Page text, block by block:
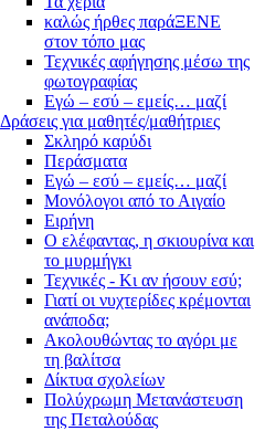
καλώς ήρθες παράΞΕΝΕ
στον τόπο μας
Τεχνικές αφήγησης μέσω της
φωτογραφίας
Εγώ – εσύ – εμείς… μαζί
Δράσεις για μαθητές/μαθήτριες
Σκληρό καρύδι
Περάσματα
Εγώ – εσύ – εμείς… μαζί
Μονόλογοι από το Αιγαίο
Ειρήνη
Ο ελέφαντας, η σκιουρίνα και
το μυρμήγκι
Τεχνικές - Κι αν ήσουν εσύ;
Γιατί οι νυχτερίδες κρέμονται
ανάποδα;
Ακολουθώντας το αγόρι με
τη βαλίτσα
Δίκτυα σχολείων
Πολύχρωμη Μετανάστευση
της Πεταλούδας